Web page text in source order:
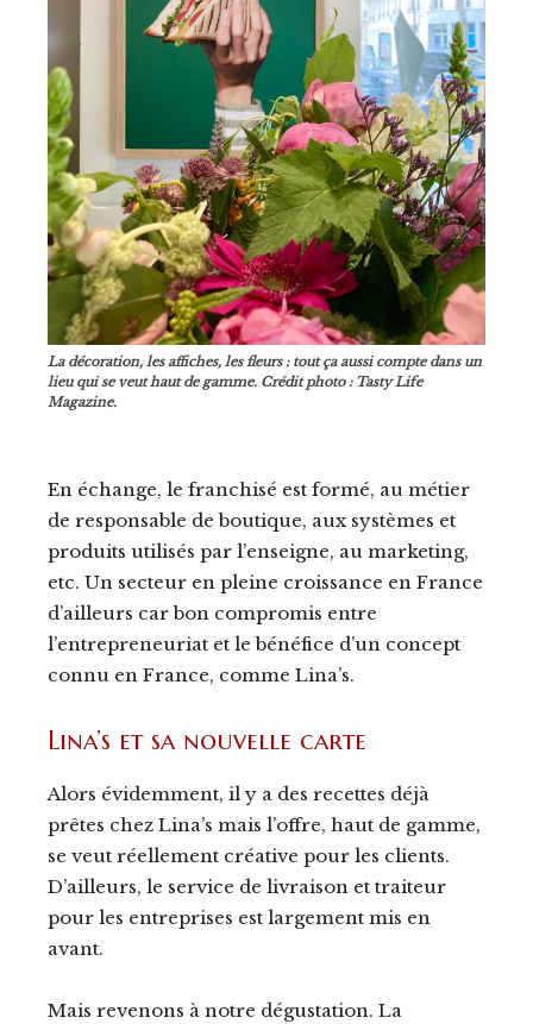
La décoration, les affiches, les fleurs : tout ça aussi compte dans un
lieu qui se veut haut de gamme. Crédit photo : Tasty Life
Magazine.
En échange, le franchisé est formé, au métier
de responsable de boutique, aux systèmes et
produits utilisés par l’enseigne, au marketing,
etc. Un secteur en pleine croissance en France
d’ailleurs car bon compromis entre
l’entrepreneuriat et le bénéfice d’un concept
connu en France, comme Lina’s.
Lina’s et sa nouvelle carte
Alors évidemment, il y a des recettes déjà
prêtes chez Lina’s mais l’offre, haut de gamme,
se veut réellement créative pour les clients.
D’ailleurs, le service de livraison et traiteur
pour les entreprises est largement mis en
avant.
Mais revenons à notre dégustation. La